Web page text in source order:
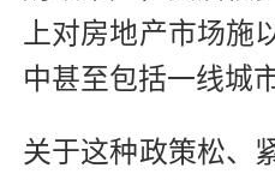
上对房地产市场施
中甚至包括一线城市
关于这种政策松、